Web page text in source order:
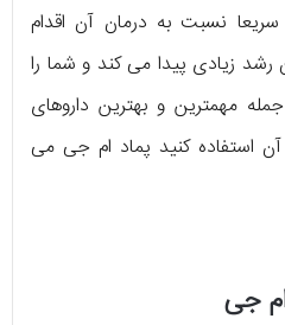
نسبت به درمان آن اقدام
زیادی پیدا می کند و شما را
مهمترین و بهترین داروهای
استفاده کنید پماد ام جی می
جی